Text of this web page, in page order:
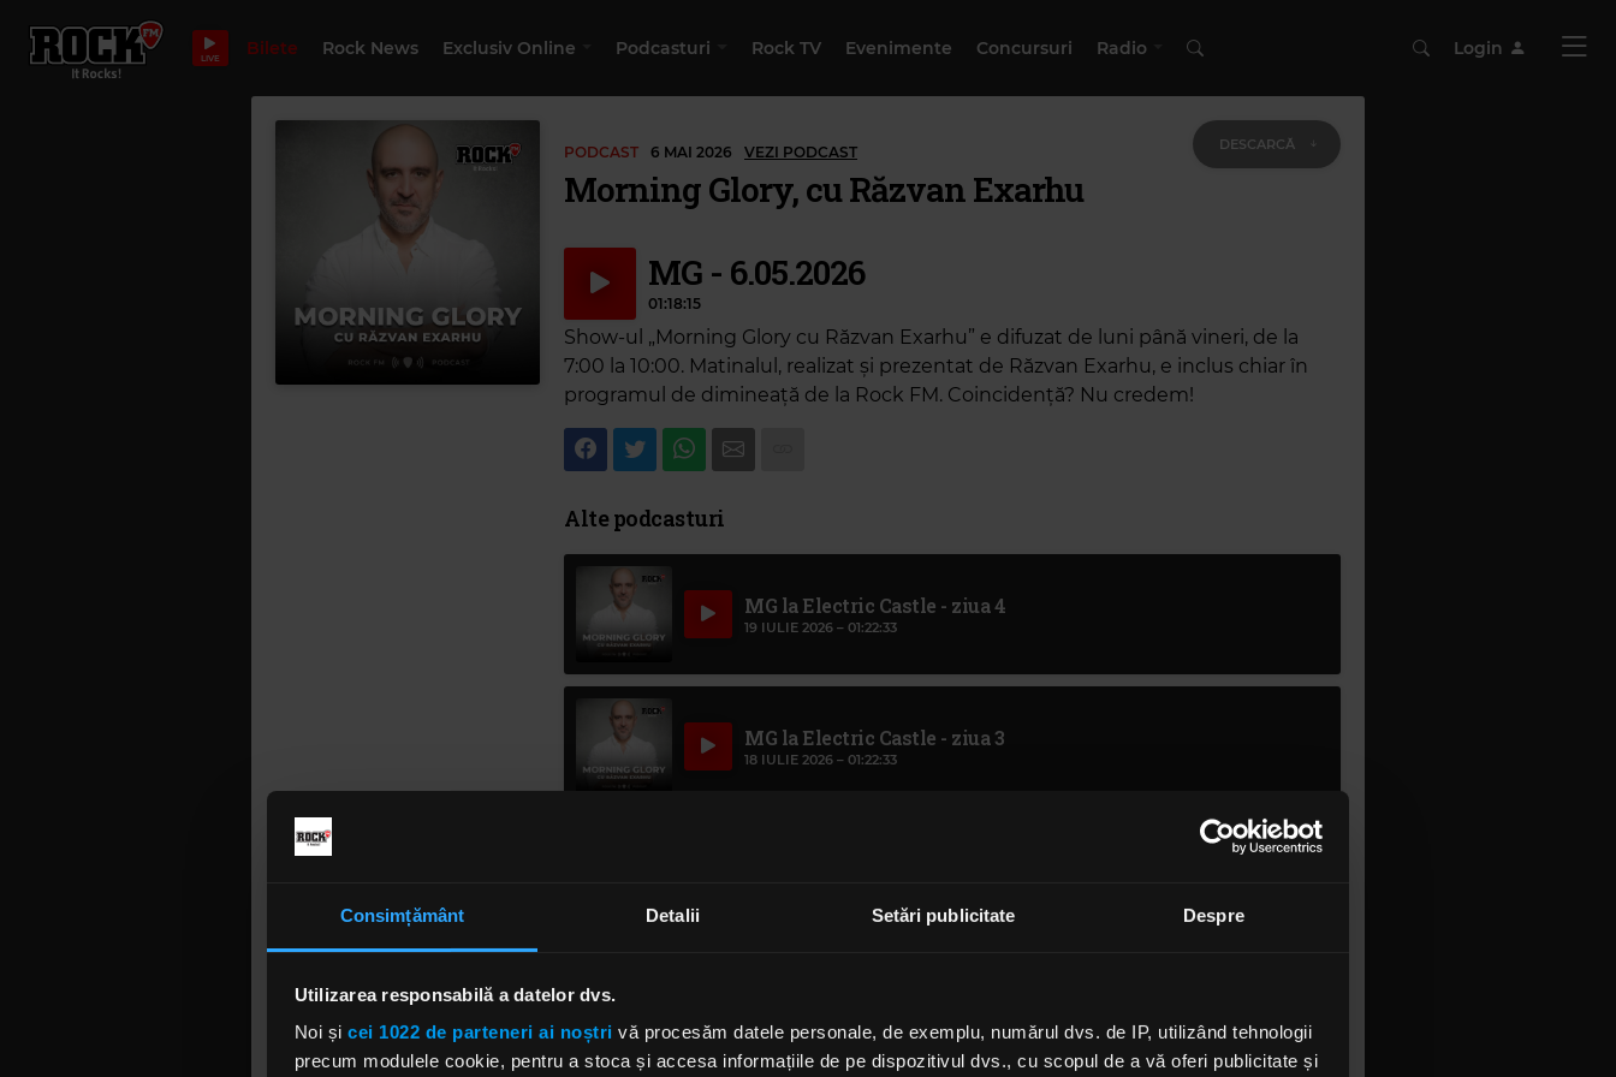
Consimțământ Detalii Setări publicitate Despre
Utilizarea responsabilă a datelor dvs.
Noi și cei 1022 de parteneri ai noștri vă procesăm datele personale, de exemplu, numărul dvs. de IP, utilizând tehnologii
precum modulele cookie, pentru a stoca și accesa informațiile de pe dispozitivul dvs., cu scopul de a vă oferi publicitate și
LIVE Bilete Rock News Exclusiv Online Podcasturi Rock TV Evenimente Concursuri Radio Login
PODCAST 6 MAI 2026 VEZI PODCAST
Morning Glory, cu Răzvan Exarhu
MG - 6.05.2026
01:18:15
Show-ul „Morning Glory cu Răzvan Exarhu” e difuzat de luni până vineri, de la
7:00 la 10:00. Matinalul, realizat și prezentat de Răzvan Exarhu, e inclus chiar în
programul de dimineață de la Rock FM. Coincidență? Nu credem!
DESCARCĂ
Alte podcasturi
MG la Electric Castle - ziua 4
19 IULIE 2026 – 01:22:33
MG la Electric Castle - ziua 3
18 IULIE 2026 – 01:22:33
16 IULIE 2026 – 01:24:30